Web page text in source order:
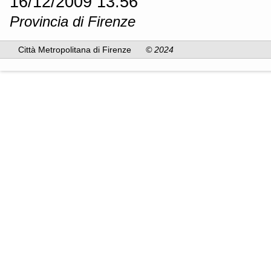
Provincia di Firenze
Città Metropolitana di Firenze © 2024